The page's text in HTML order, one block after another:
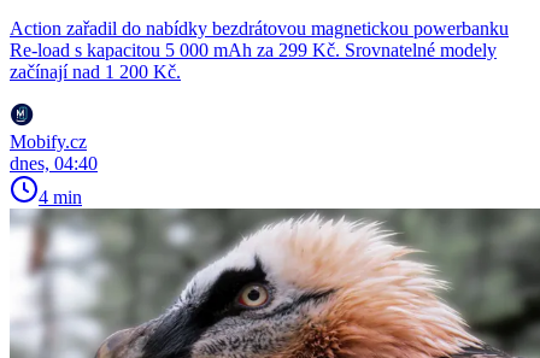
Action zařadil do nabídky bezdrátovou magnetickou powerbanku
Re-load s kapacitou 5 000 mAh za 299 Kč. Srovnatelné modely
začínají nad 1 200 Kč.
Mobify.cz
dnes, 04:40
4 min